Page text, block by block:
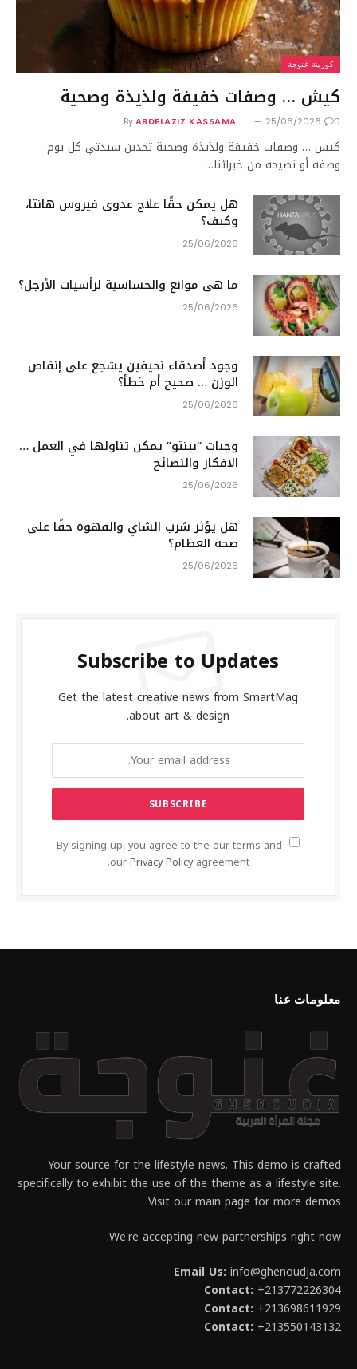
كوزينة غنوجة
كيش … وصفات خفيفة ولذيذة وصحية
By ABDELAZIZ KASSAMA 25/06/2026 0
كيش … وصفات خفيفة ولذيذة وصحية تجدين سيدتي كل يوم
وصفة أو نصيحة من خبرائنا…
هل يمكن حقًا علاج عدوى فيروس هانتا،
وكيف؟
25/06/2026
ما هي موانع والحساسية لرأسيات الأرجل؟
25/06/2026
وجود أصدقاء نحيفين يشجع على إنقاص
الوزن … صحيح أم خطأ؟
25/06/2026
وجبات “بينتو” يمكن تناولها في العمل …
الافكار والنصائح
25/06/2026
هل يؤثر شرب الشاي والقهوة حقًا على
صحة العظام؟
25/06/2026
Subscribe to Updates
Get the latest creative news from SmartMag
about art & design.
By signing up, you agree to the our terms and
ourPrivacy Policyagreement.
معلومات عنا
Your source for the lifestyle news. This demo is crafted
specifically to exhibit the use of the theme as a lifestyle site.
Visit our main page for more demos.
We're accepting new partnerships right now.
Email Us: info@ghenoudja.com
Contact: +213772226304
Contact: +213698611929
Contact: +213550143132